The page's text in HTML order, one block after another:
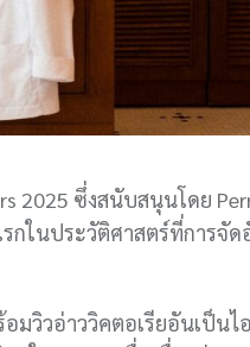
2025 ซึ่งสนับสนุนโดย
กในประวัติศาสตร์ที่การ
มวิวอ่าววิคตอเรียอันเป็น